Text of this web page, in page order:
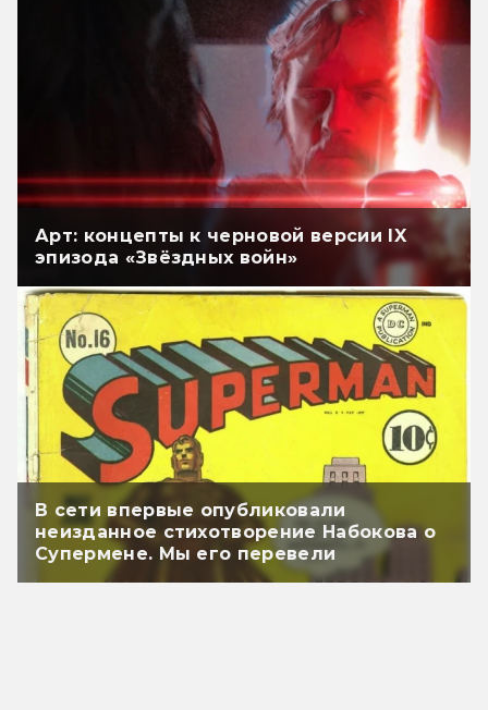
Арт: концепты к черновой версии IX
эпизода «Звёздных войн»
В сети впервые опубликовали
неизданное стихотворение Набокова о
Супермене. Мы его перевели